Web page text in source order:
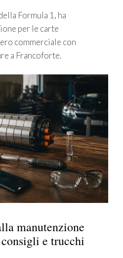
Formula 1, ha
per le carte
commerciale con
a Francoforte.
manutenzione
e trucchi